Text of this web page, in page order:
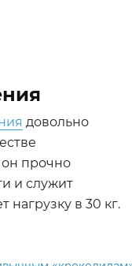
довольно
он прочно
и служит
нагрузку в 30 кг.